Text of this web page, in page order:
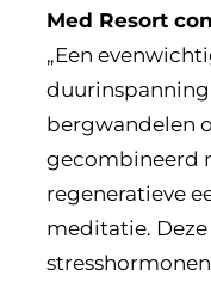
Med Resort
„Een
duurinspanning
bergwandelen
gecombineerd
regeneratieve
meditatie.